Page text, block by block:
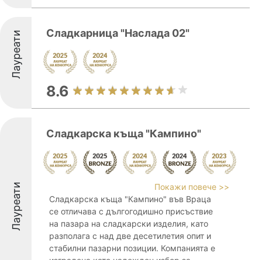
Лауреати Сладкарница "Наслада 02"
8.6
Лауреати
Сладкарска къща "Кампино"
Покажи повече >>
Сладкарска къща "Кампино" във Враца
се отличава с дългогодишно присъствие
на пазара на сладкарски изделия, като
разполага с над две десетилетия опит и
стабилни пазарни позиции. Компанията е